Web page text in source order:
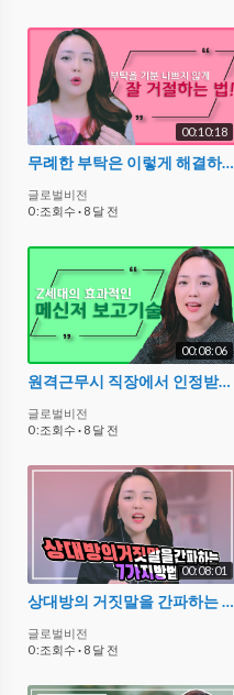
00:10:18
무례한 부탁은 이렇게 해결하세요
글로벌비전
0 :조회수 · 8 달 전
00:08:06
원격근무시 직장에서 인정받는 메신져 보고기술
글로벌비전
0 :조회수 · 8 달 전
00:08:01
상대방의 거짓말을 간파하는 7가지 방법
글로벌비전
0 :조회수 · 8 달 전